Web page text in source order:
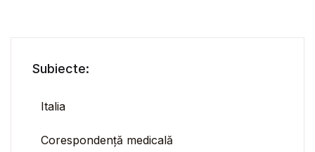
Subiecte:
Italia
Corespondență medicală